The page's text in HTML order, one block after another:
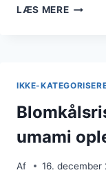
LÆS MERE
IKKE-
umami
Af 16. december